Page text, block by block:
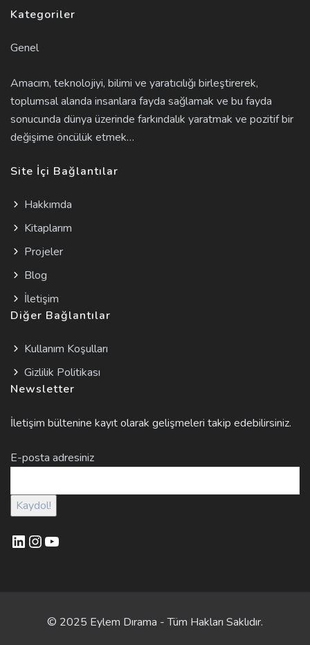
Kategoriler
Genel
Amacım, teknolojiyi, bilimi ve yaratıcılığı birleştirerek,
toplumsal alanda insanlara fayda sağlamak ve bu fayda
sonucunda dünya üzerinde farkındalık yaratmak ve pozitif bir
değişime öncülük etmek…
Site İçi Bağlantılar
Hakkımda
Kitaplarım
Projeler
Blog
İletişim
Diğer Bağlantılar
Kullanım Koşulları
Gizlilik Politikası
Newsletter
İletişim bültenine kayıt olarak gelişmeleri takip edebilirsiniz.
E-posta adresiniz
LinkedIn Instagram YouTube
© 2025 Eylem Dırama - Tüm Hakları Saklıdır.